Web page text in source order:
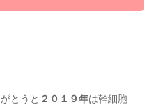
とうと ２０１９年は幹細胞